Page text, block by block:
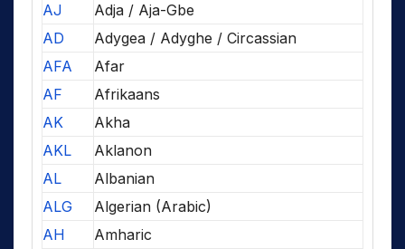
AJ
Adja / Aja-Gbe
AD
Adygea / Adyghe / Circassian
AFA
Afar
AF
Afrikaans
AK
Akha
AKL
Aklanon
AL
Albanian
ALG
Algerian (Arabic)
AH
Amharic